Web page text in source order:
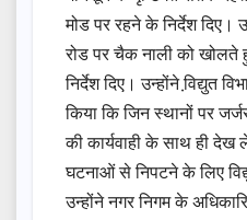
मोड पर रहने के निर्देश दिए।
रोड पर चैक नाली को खोलते
निर्देश दिए। उन्होंने वि़द्युत
किया कि जिन स्थानों पर
की कार्यवाही के साथ ही देख
घटनाओं से निपटने के लिए
उन्होंने नगर निगम के